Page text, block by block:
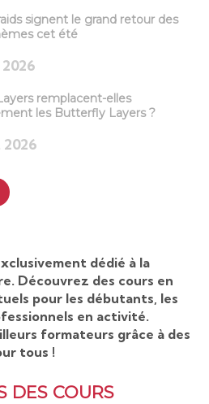
signent le grand retour des
cet été
remplacent-elles
les Butterfly Layers ?
dédié à la
Découvrez des cours en
pour les débutants, les
en activité.
formateurs grâce à des
tous !
DES COURS